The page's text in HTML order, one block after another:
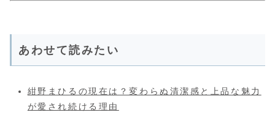
あわせて読みたい
紺野まひるの現在は？変わらぬ清潔感と上品な魅力
が愛され続ける理由